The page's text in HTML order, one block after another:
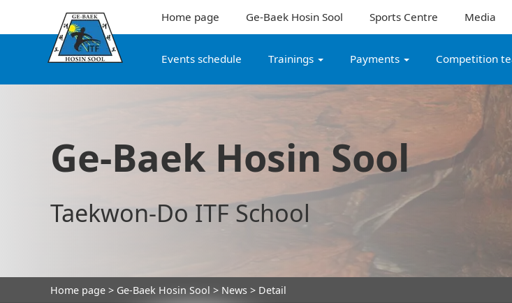
Home page Ge-Baek Hosin Sool Sports Centre Media
Events schedule Trainings Payments Competition
Ge-Baek Hosin Sool
Taekwon-Do ITF School
Home page > Ge-Baek Hosin Sool > News > Detail